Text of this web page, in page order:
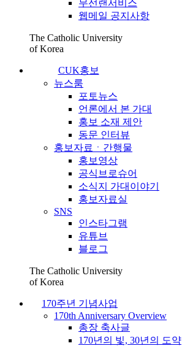
무선랜서비스
웹메일 공지사항
The Catholic University
of Korea
CUK홍보
뉴스룸
포토뉴스
언론에서 본 가대
홍보 소재 제안
동문 인터뷰
홍보자료ㆍ간행물
홍보영상
공식브로슈어
소식지 가대이야기
홍보자료실
SNS
인스타그램
유튜브
블로그
The Catholic University
of Korea
170주년 기념사업
170th Anniversary Overview
총장 축사글
170년의 빛, 30년의 도약